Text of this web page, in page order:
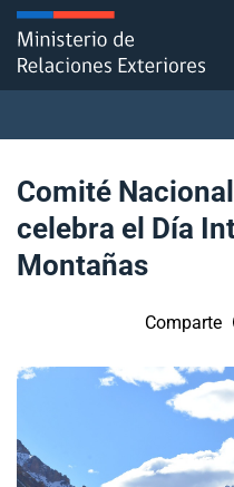
Click acá para ir
Ministerio
Política Exterior
Embajadas y consulados
Servicios ciudadanos
Subsecretaría de
Internacionales
Comité
celebra el Día
Montañas
Comparte